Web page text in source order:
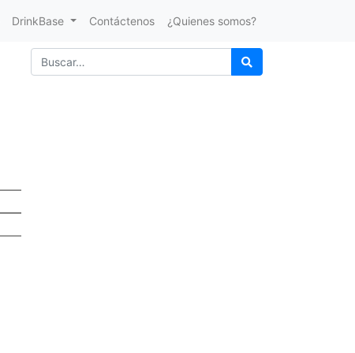
DrinkBase Contáctenos ¿Quienes somos?